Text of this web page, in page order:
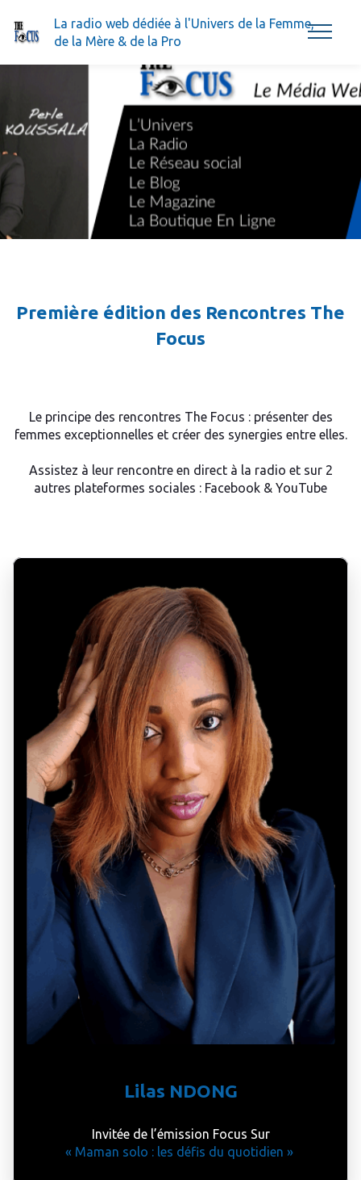
La radio web dédiée à l'Univers de la Femme,
de la Mère & de la Pro
Première édition des Rencontres The
Focus
Le principe des rencontres The Focus : présenter des
femmes exceptionnelles et créer des synergies entre elles.
Assistez à leur rencontre en direct à la radio et sur 2
autres plateformes sociales : Facebook & YouTube
Lilas NDONG
Invitée de l’émission Focus Sur
« Maman solo : les défis du quotidien »